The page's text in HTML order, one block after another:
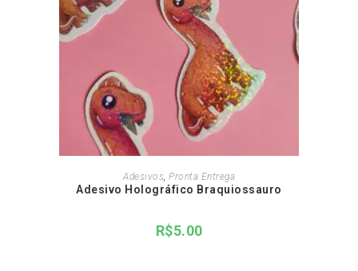
ADICIONAR AO CARRINHO
Adesivos Pronta Entrega
Adesivo Holográfico Braquiossauro
R$5.00